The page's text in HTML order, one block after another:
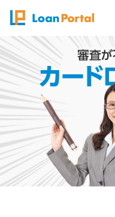
トップペ
おすすめコ
総
とに